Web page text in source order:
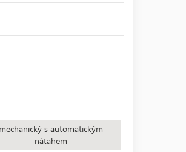
mechanický s automatickým
nátahem